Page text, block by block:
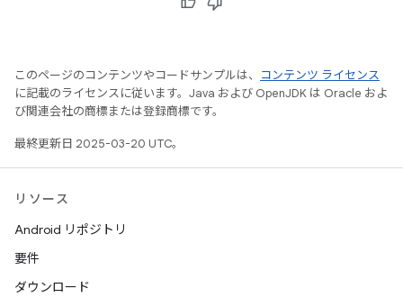
このページのコンテンツやコードサンプルは、
コンテンツ ライセンス
に記載のライセンスに従います。Java および OpenJDK は Oracle およ
び関連会社の商標または登録商標です。
最終更新日 2025-03-20 UTC。
リソース
Android リポジトリ
要件
ダウンロード